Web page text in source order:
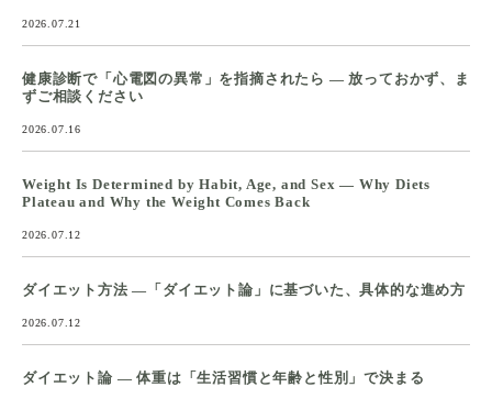
2026.07.21
健康診断で「心電図の異常」を指摘されたら ― 放っておかず、ま
ずご相談ください
2026.07.16
Weight Is Determined by Habit, Age, and Sex — Why Diets
Plateau and Why the Weight Comes Back
2026.07.12
ダイエット方法 ―「ダイエット論」に基づいた、具体的な進め方
2026.07.12
ダイエット論 ― 体重は「生活習慣と年齢と性別」で決まる